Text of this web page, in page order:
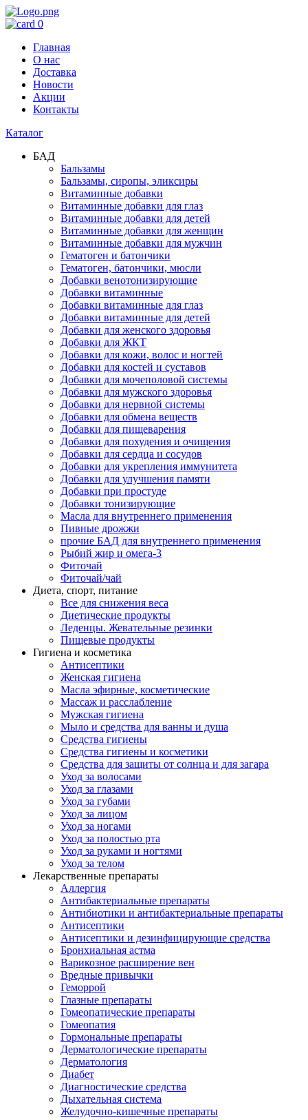
0
Главная
О нас
Доставка
Новости
Акции
Контакты
Каталог
БАД
Бальзамы
Бальзамы, сиропы, эликсиры
Витаминные добавки
Витаминные добавки для глаз
Витаминные добавки для детей
Витаминные добавки для женщин
Витаминные добавки для мужчин
Гематоген и батончики
Гематоген, батончики, мюсли
Добавки венотонизирующие
Добавки витаминные
Добавки витаминные для глаз
Добавки витаминные для детей
Добавки для женского здоровья
Добавки для ЖКТ
Добавки для кожи, волос и ногтей
Добавки для костей и суставов
Добавки для мочеполовой системы
Добавки для мужского здоровья
Добавки для нервной системы
Добавки для обмена веществ
Добавки для пищеварения
Добавки для похудения и очищения
Добавки для сердца и сосудов
Добавки для укрепления иммунитета
Добавки для улучшения памяти
Добавки при простуде
Добавки тонизирующие
Масла для внутреннего применения
Пивные дрожжи
прочие БАД для внутреннего применения
Рыбий жир и омега-3
Фиточай
Фиточай/чай
Диета, спорт, питание
Все для снижения веса
Диетические продукты
Леденцы. Жевательные резинки
Пищевые продукты
Гигиена и косметика
Антисептики
Женская гигиена
Масла эфирные, косметические
Массаж и расслабление
Мужская гигиена
Мыло и средства для ванны и душа
Средства гигиены
Средства гигиены и косметики
Средства для защиты от солнца и для загара
Уход за волосами
Уход за глазами
Уход за губами
Уход за лицом
Уход за ногами
Уход за полостью рта
Уход за руками и ногтями
Уход за телом
Лекарственные препараты
Аллергия
Антибактериальные препараты
Антибиотики и антибактериальные препараты
Антисептики
Антисептики и дезинфицирующие средства
Бронхиальная астма
Варикозное расширение вен
Вредные привычки
Геморрой
Глазные препараты
Гомеопатические препараты
Гомеопатия
Гормональные препараты
Дерматологические препараты
Дерматология
Диабет
Диагностические средства
Дыхательная система
Желудочно-кишечные препараты